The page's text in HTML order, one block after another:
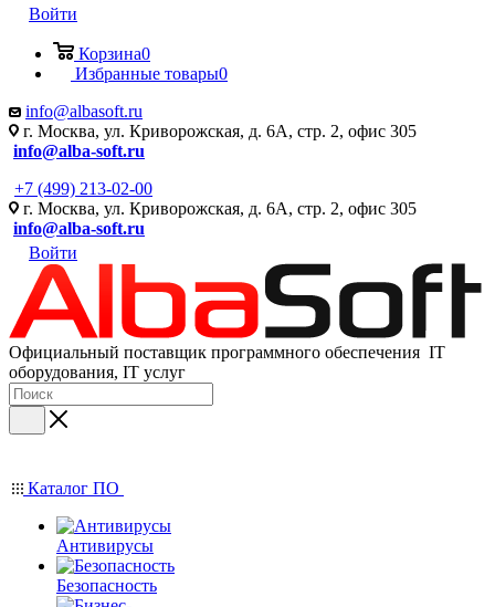
Войти
Корзина0
Избранные товары0
info@albasoft.ru
г. Москва, ул. Криворожская, д. 6А, стр. 2, офис 305
info@alba-soft.ru
+7 (499) 213-02-00
г. Москва, ул. Криворожская, д. 6А, стр. 2, офис 305
info@alba-soft.ru
Войти
Официальный поставщик программного обеспечения IT
оборудования, IT услуг
Каталог ПО
Антивирусы
Безопасность